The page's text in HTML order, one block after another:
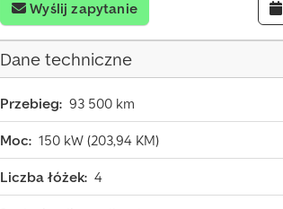
Wyślij zapytanie
Dane techniczne
Przebieg: 93 500 km
Moc: 150 kW (203,94 KM)
Liczba łóżek: 4